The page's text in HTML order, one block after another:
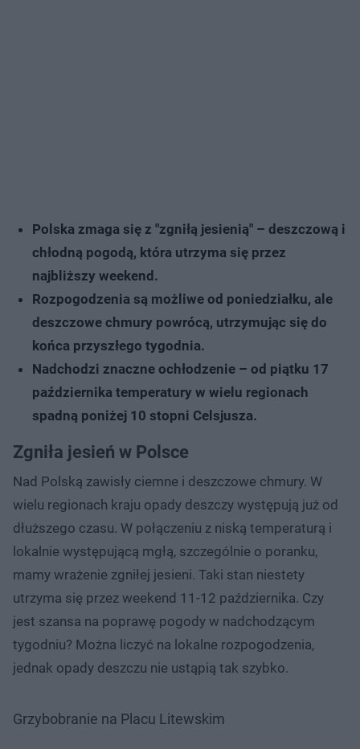
Polska zmaga się z "zgniłą jesienią" – deszczową i
chłodną pogodą, która utrzyma się przez
najbliższy weekend.
Rozpogodzenia są możliwe od poniedziałku, ale
deszczowe chmury powrócą, utrzymując się do
końca przyszłego tygodnia.
Nadchodzi znaczne ochłodzenie – od piątku 17
października temperatury w wielu regionach
spadną poniżej 10 stopni Celsjusza.
Zgniła jesień w Polsce
Nad Polską zawisły ciemne i deszczowe chmury. W
wielu regionach kraju opady deszczy występują już od
dłuższego czasu. W połączeniu z niską temperaturą i
lokalnie występującą mgłą, szczególnie o poranku,
mamy wrażenie zgniłej jesieni. Taki stan niestety
utrzyma się przez weekend 11-12 października. Czy
jest szansa na poprawę pogody w nadchodzącym
tygodniu? Można liczyć na lokalne rozpogodzenia,
jednak opady deszczu nie ustąpią tak szybko.
Grzybobranie na Placu Litewskim